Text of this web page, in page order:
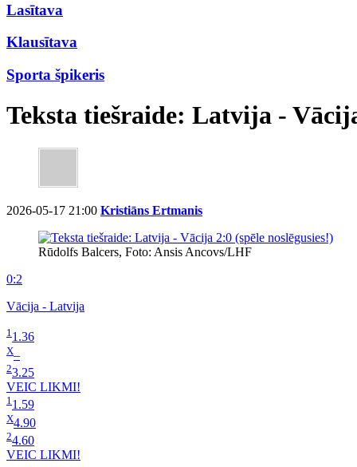
Lasītava
Klausītava
Sporta špikeris
Teksta tiešraide: Latvija -
2026-05-17 21:00 Kristiāns Ertmanis
Rūdolfs Balcers, Foto: Ansis Ancovs/LHF
0:2
Vācija - Latvija
1 1.36
X–
23.25
VEIC LIKMI!
1 1.59
X4.90
24.60
VEIC LIKMI!